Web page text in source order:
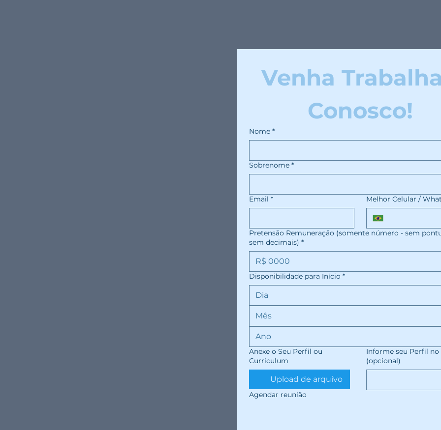
Venha
Conosco!
Nome *
Sobrenome *
Email * Melhor Celular /
Pretensão Remuneração (somente número - sem
sem decimais) *
Disponibilidade para Início *
Mês
Anexe o Seu Perfil ou
Curriculum
Upload de arquivo
Informe seu Perfil no
(opcional)
Agendar reunião